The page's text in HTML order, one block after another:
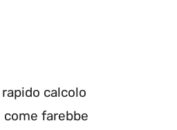
calcolo
farebbe